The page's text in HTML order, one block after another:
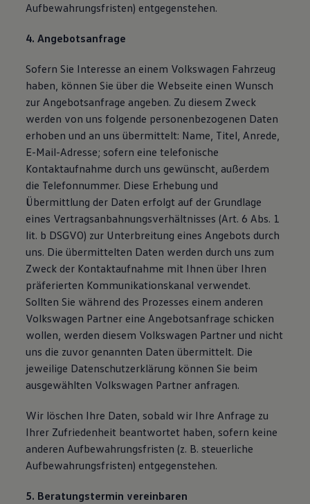
Aufbewahrungsfristen) entgegenstehen.
4. Angebotsanfrage
Sofern Sie Interesse an einem Volkswagen Fahrzeug
haben, können Sie über die Webseite einen Wunsch
zur Angebotsanfrage angeben. Zu diesem Zweck
werden von uns folgende personenbezogenen Daten
erhoben und an uns übermittelt: Name, Titel, Anrede,
E-Mail-Adresse; sofern eine telefonische
Kontaktaufnahme durch uns gewünscht, außerdem
die Telefonnummer. Diese Erhebung und
Übermittlung der Daten erfolgt auf der Grundlage
eines Vertragsanbahnungsverhältnisses (Art. 6 Abs. 1
lit. b DSGVO) zur Unterbreitung eines Angebots durch
uns. Die übermittelten Daten werden durch uns zum
Zweck der Kontaktaufnahme mit Ihnen über Ihren
präferierten Kommunikationskanal verwendet.
Sollten Sie während des Prozesses einem anderen
Volkswagen Partner eine Angebotsanfrage schicken
wollen, werden diesem Volkswagen Partner und nicht
uns die zuvor genannten Daten übermittelt. Die
jeweilige Datenschutzerklärung können Sie beim
ausgewählten Volkswagen Partner anfragen.
Wir löschen Ihre Daten, sobald wir Ihre Anfrage zu
Ihrer Zufriedenheit beantwortet haben, sofern keine
anderen Aufbewahrungsfristen (z. B. steuerliche
Aufbewahrungsfristen) entgegenstehen.
5. Beratungstermin vereinbaren